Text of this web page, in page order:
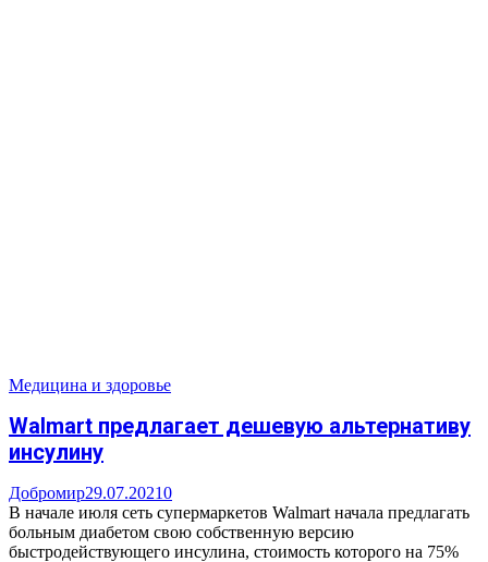
Медицина и здоровье
Walmart предлагает дешевую альтернативу
инсулину
Добромир29.07.20210
В начале июля сеть супермаркетов Walmart начала предлагать
больным диабетом свою собственную версию
быстродействующего инсулина, стоимость которого на 75%